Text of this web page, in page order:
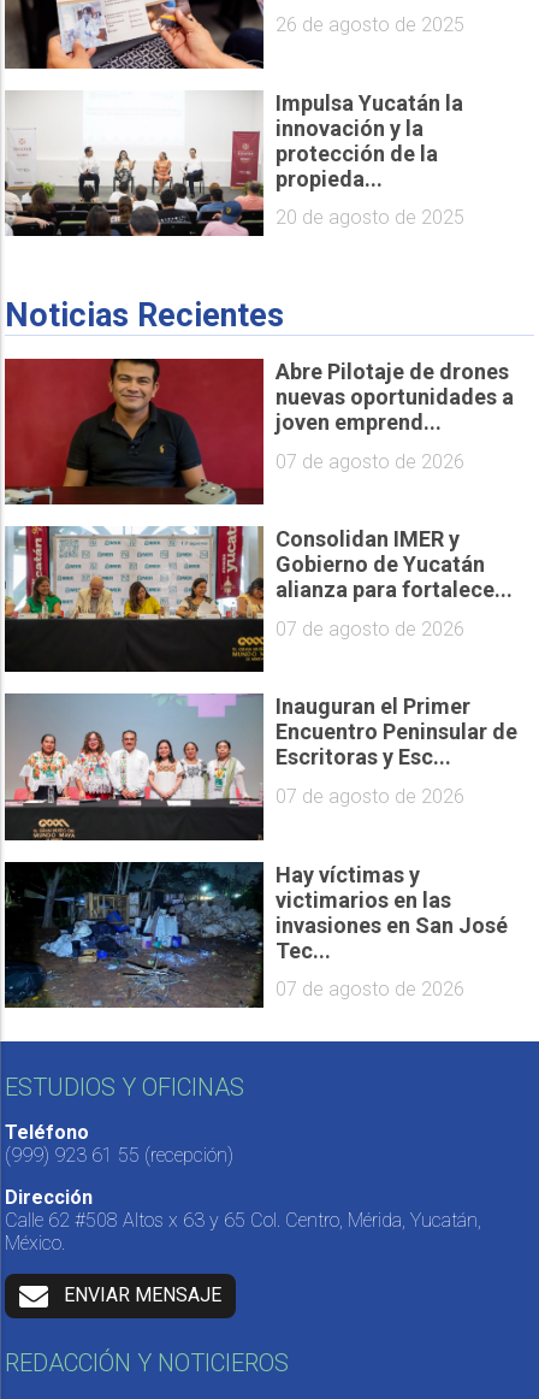
26 de agosto de 2025
Impulsa Yucatán la
innovación y la
protección de la
propieda...
20 de agosto de 2025
Noticias Recientes
Abre Pilotaje de drones
nuevas oportunidades a
joven emprend...
07 de agosto de 2026
Consolidan IMER y
Gobierno de Yucatán
alianza para fortalece...
07 de agosto de 2026
Inauguran el Primer
Encuentro Peninsular de
Escritoras y Esc...
07 de agosto de 2026
Hay víctimas y
victimarios en las
invasiones en San José
Tec...
07 de agosto de 2026
ESTUDIOS Y OFICINAS
Teléfono
(999) 923 61 55 (recepción)
Dirección
Calle 62 #508 Altos x 63 y 65 Col. Centro, Mérida, Yucatán,
México.
ENVIAR MENSAJE
REDACCIÓN Y NOTICIEROS